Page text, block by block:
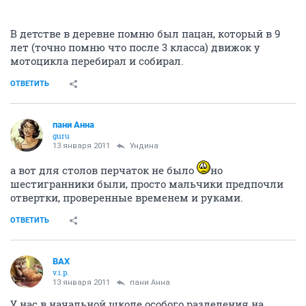
В детстве в деревне помню был пацан, который в 9
лет (точно помню что после 3 класса) движок у
мотоцикла перебирал и собирал.
ОТВЕТИТЬ
пани Анна
guru
13 января 2011 Ундина
а вот для столов перчаток не было
но
шестигранники были, просто мальчики предпочли
отвертки, проверенные временем и руками.
ОТВЕТИТЬ
ВАХ
v.i.p.
13 января 2011 пани Анна